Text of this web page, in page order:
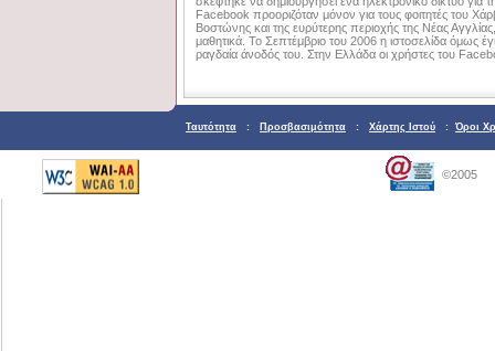
Facebook προοριζόταν μόνον για τους φοιτητές του
Βοστώνης και της ευρύτερης περιοχής της Νέας
μαθητικά. Το Σεπτέμβριο του 2006 η ιστοσελίδα όμως
ραγδαία άνοδός του. Στην Ελλάδα οι χρήστες του
Ταυτότητα : Προσβασιμότητα : Χάρτης Ιστού : Όροι
©2005